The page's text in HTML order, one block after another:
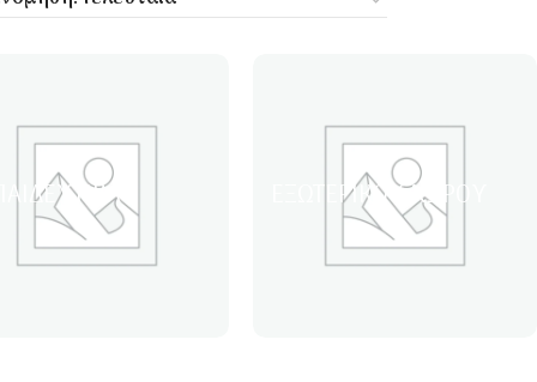
ΕΞΩΤΕΡΙΚΟΎ ΧΏΡΟΥ